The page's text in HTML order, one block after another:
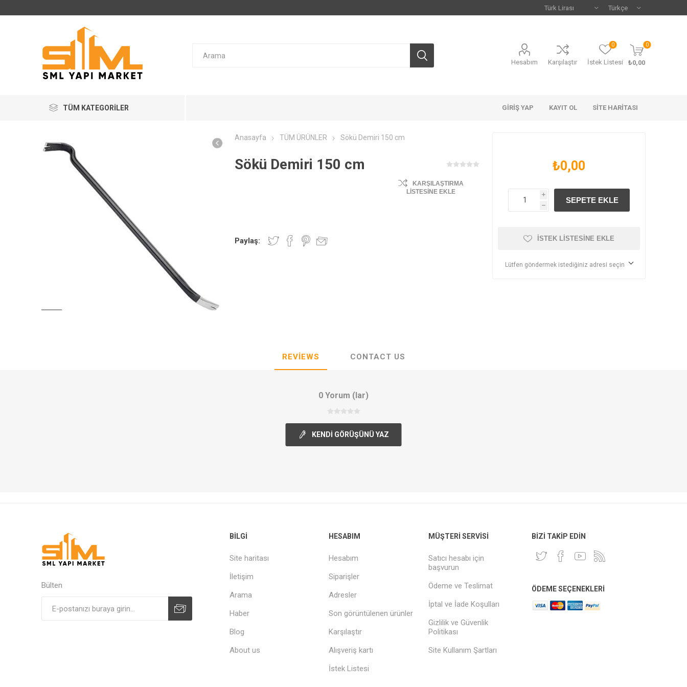
Hesabım Karşılaştır İstek Listesi
0 0
₺0,00
TÜM KATEGORILER GIRIŞ YAP KAYIT OL SITE HARITASI
Anasayfa TÜM ÜRÜNLER Sökü Demiri 150 cm
Sökü Demiri 150 cm
KARŞILAŞTIRMA
LISTESINE EKLE
Paylaş:
₺0,00
i
h
İSTEK LISTESINE EKLE
Lütfen göndermek istediğiniz adresi seçin
REVIEWS CONTACT US
0 Yorum (lar)
KENDI GÖRÜŞÜNÜ YAZ
Bülten
BILGI
Site haritası
İletişim
Arama
Haber
Blog
About us
HESABIM
Hesabım
Siparişler
Adresler
Son görüntülenen ürünler
Karşılaştır
Alışveriş kartı
İstek Listesi
MÜŞTERI SERVISI
Satıcı hesabı için
başvurun
Ödeme ve Teslimat
İptal ve İade Koşulları
Gizlilik ve Güvenlik
Politikası
Site Kullanım Şartları
BIZI TAKIP EDIN
ÖDEME SEÇENEKLERI